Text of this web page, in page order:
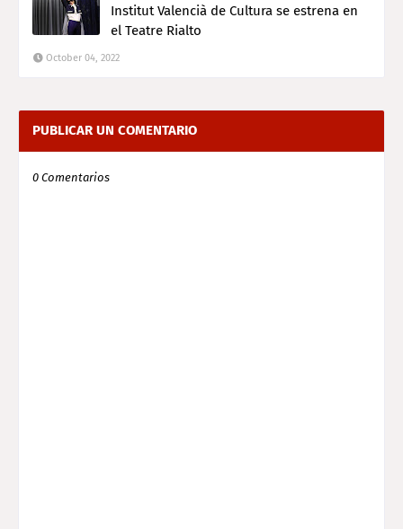
Institut Valencià de Cultura se estrena en
el Teatre Rialto
October 04, 2022
PUBLICAR UN COMENTARIO
0 Comentarios